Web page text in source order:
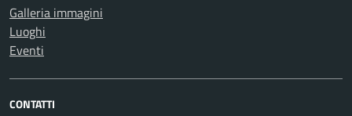
Galleria immagini
Luoghi
Eventi
CONTATTI